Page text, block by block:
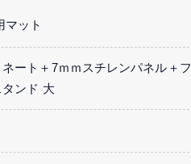
マット
ート＋7ｍｍスチレンパネル＋フ
ンド 大